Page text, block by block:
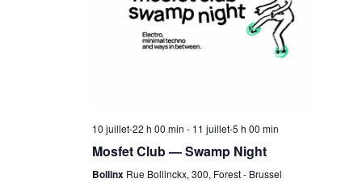
10 juillet-22 h 00 min - 11 juillet-5 h 00 min
Mosfet Club — Swamp Night
Bollinx Rue Bollinckx, 300, Forest - Brussel